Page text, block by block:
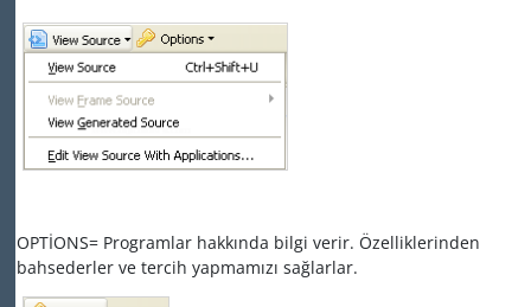
OPTİONS= Programlar hakkında bilgi verir. Özelliklerinden
bahsederler ve tercih yapmamızı sağlarlar.